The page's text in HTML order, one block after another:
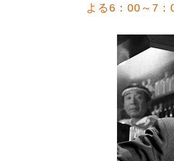
よる6：00～7：